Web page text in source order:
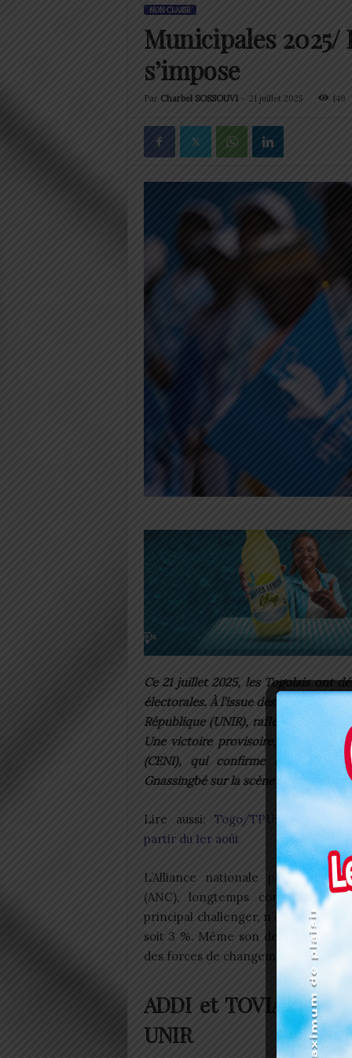
NON CLASSÉ
Municipales 2025/
s’impose
Par Charbel SOSSOUVI- 21 juillet 2025 149
Ce 21 juillet 2025, les Togolais ont
électorales. À l’issue des élections
République (UNIR), rafle 1150 des
Une victoire provisoire, proclamée
(CENI), qui confirme le
Gnassingbé sur la scène politique
Lire aussi:Togo/TPU:
partir du 1er août
L’Alliance nationale pour le
(ANC), longtemps considérée
principal challenger, n’obtient que
soit 3 %. Même son de cloche pour
des forces de changement (UFC),
ADDI et TOVIA, les
UNIR